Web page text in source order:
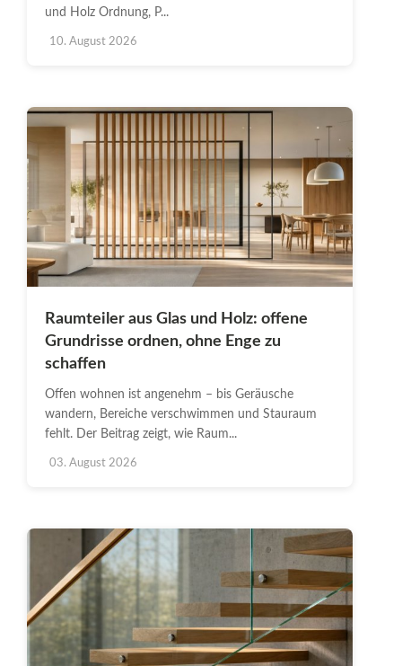
und Holz Ordnung, P...
10. August 2026
Raumteiler aus Glas und Holz: offene
Grundrisse ordnen, ohne Enge zu
schaffen
Offen wohnen ist angenehm – bis Geräusche
wandern, Bereiche verschwimmen und Stauraum
fehlt. Der Beitrag zeigt, wie Raum...
03. August 2026